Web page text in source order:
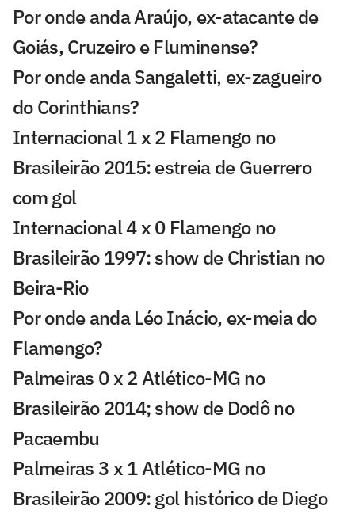
Por onde anda Araújo, ex-atacante de
Goiás, Cruzeiro e Fluminense?
Por onde anda Sangaletti, ex-zagueiro
do Corinthians?
Internacional 1 x 2 Flamengo no
Brasileirão 2015: estreia de Guerrero
com gol
Internacional 4 x 0 Flamengo no
Brasileirão 1997: show de Christian no
Beira-Rio
Por onde anda Léo Inácio, ex-meia do
Flamengo?
Palmeiras 0 x 2 Atlético-MG no
Brasileirão 2014; show de Dodô no
Pacaembu
Palmeiras 3 x 1 Atlético-MG no
Brasileirão 2009: gol histórico de Diego